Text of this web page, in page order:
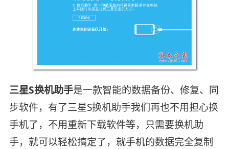
三星S换机助手是一款智能的数据备份、修复、同
步软件，有了三星S换机助手我们再也不用担心换
手机了，不用重新下载软件等，只需要换机助
手，就可以轻松搞定了，就手机的数据完全复制